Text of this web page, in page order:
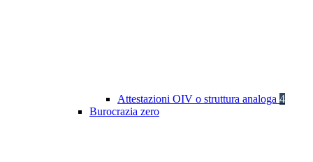
Attestazioni OIV o struttura analoga 4
Burocrazia zero